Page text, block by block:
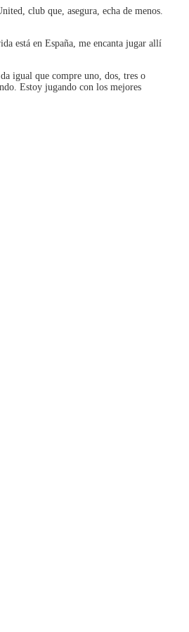
club que, asegura, echa de menos.
está en España, me encanta jugar allí
igual que compre uno, dos, tres o
Estoy jugando con los mejores